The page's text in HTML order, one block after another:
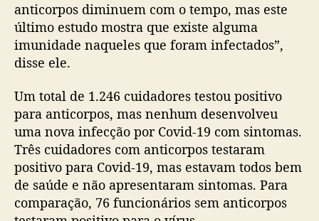
anticorpos diminuem com o tempo, mas este
último estudo mostra que existe alguma
imunidade naqueles que foram infectados”,
disse ele.
Um total de 1.246 cuidadores testou positivo
para anticorpos, mas nenhum desenvolveu
uma nova infecção por Covid-19 com sintomas.
Três cuidadores com anticorpos testaram
positivo para Covid-19, mas estavam todos bem
de saúde e não apresentaram sintomas. Para
comparação, 76 funcionários sem anticorpos